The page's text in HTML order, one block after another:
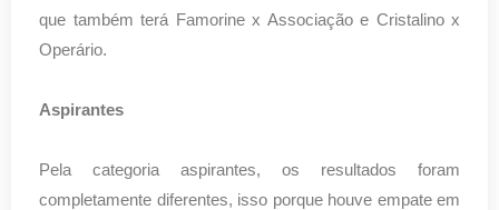
que também terá Famorine x Associação e Cristalino x
Operário.
Aspirantes
Pela categoria aspirantes, os resultados foram
completamente diferentes, isso porque houve empate em